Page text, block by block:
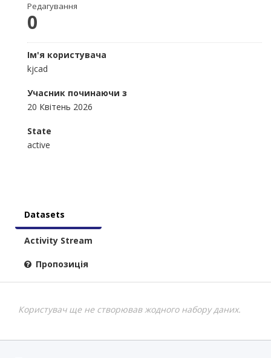
Редагування
0
Ім'я користувача
kjcad
Учасник починаючи з
20 Квітень 2026
State
active
Datasets
Activity Stream
Пропозиція
Користувач ще не створював жодного набору даних.